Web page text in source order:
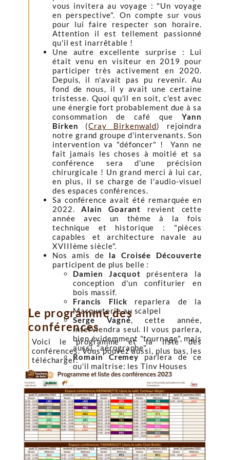
vous invitera au voyage : "Un voyage
en perspective". On compte sur vous
pour lui faire respecter son horaire.
Attention il est tellement passionné
qu'il est inarrêtable !
Une autre excellente surprise : Lui
était venu en visiteur en 2019 pour
participer très activement en 2020.
Depuis, il n'avait pas pu revenir. Au
fond de nous, il y avait une certaine
tristesse. Quoi qu'il en soit, c'est avec
une énergie fort probablement due à sa
consommation de café queYann
Birken (Cray Birkenwald) rejoindra
notre grand groupe d'intervenants. Son
intervention va "défoncer" ! Yann ne
fait jamais les choses à moitié et sa
conférence sera d'une précision
chirurgicale ! Un grand merci à lui car,
en plus, il se charge de l'audio-visuel
des espaces conférences.
Sa conférence avait été remarquée en
2022. Alain Goarant revient cette
année avec un thème à la fois
technique et historique : "pièces
capables et architecture navale au
XVIIIème siècle".
Nos amis de la Croisée Découverte
participent de plus belle :
Damien Jacquot présentera la
conception d'un confiturier en
bois massif.
Francis Flick reparlera de la
Marqueterie au scalpel
Serge Vagné, cette année,
interviendra seul. Il vous parlera,
bien évidemment "tournage", mais
aussi, "aérographe".
Romain Cremeyparlera de ce
qu'il maîtrise: les Tiny Houses
Sacha Tognolivous présentera un
thème qui en intéressera plus
d'un : Devenir Artisan d'Art
Aujourd'hui.
Sixtine Franqueparlera de son
vécu : Le parcours d'une
apprentie menuisière.
Enfin... nous l'attendions depuis
longtemps :Serge Thérond,
Le programme des
conférences
Voici le programme et la liste des
conférences. Vous pouvez aussi, plus bas, les
télécharger.